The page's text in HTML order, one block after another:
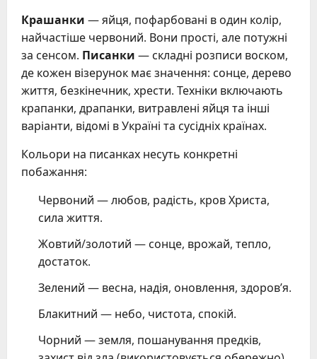
Крашанки — яйця, пофарбовані в один колір,
найчастіше червоний. Вони прості, але потужні
за сенсом. Писанки — складні розписи воском,
де кожен візерунок має значення: сонце, дерево
життя, безкінечник, хрести. Техніки включають
крапанки, драпанки, витравлені яйця та інші
варіанти, відомі в Україні та сусідніх країнах.
Кольори на писанках несуть конкретні
побажання:
Червоний — любов, радість, кров Христа,
сила життя.
Жовтий/золотий — сонце, врожай, тепло,
достаток.
Зелений — весна, надія, оновлення, здоров’я.
Блакитний — небо, чистота, спокій.
Чорний — земля, пошанування предків,